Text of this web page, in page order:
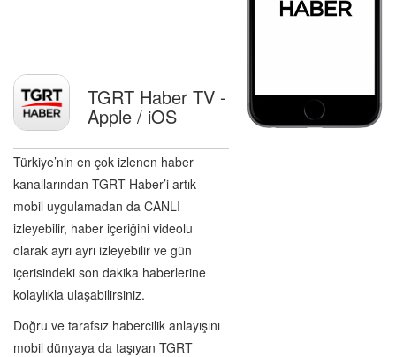
TGRT Haber TV -
Apple / iOS
Türkiye’nin en çok izlenen haber
kanallarından TGRT Haber’i artık
mobil uygulamadan da CANLI
izleyebilir, haber içeriğini videolu
olarak ayrı ayrı izleyebilir ve gün
içerisindeki son dakika haberlerine
kolaylıkla ulaşabilirsiniz.
Doğru ve tarafsız habercilik anlayışını
mobil dünyaya da taşıyan TGRT